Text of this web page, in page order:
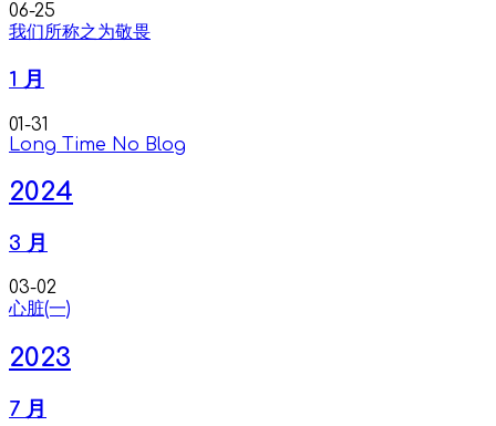
06-25
我们所称之为敬畏
1 月
01-31
Long Time No Blog
2024
3 月
03-02
心脏(一)
2023
7 月